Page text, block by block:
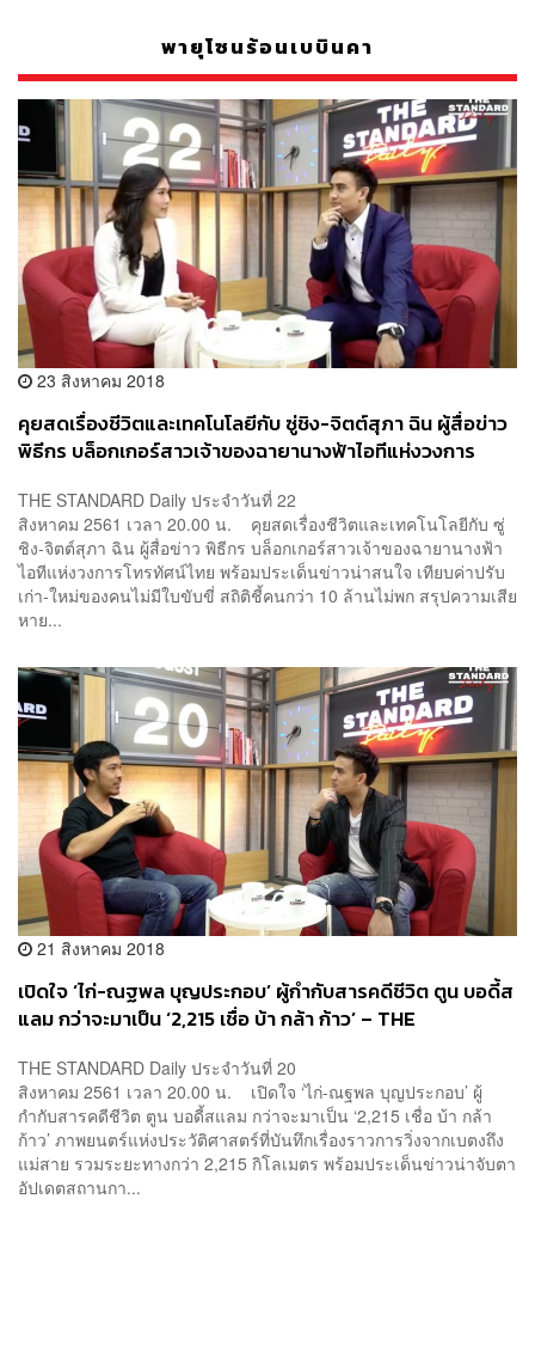
พายุโซนร้อนเบบินคา
23 สิงหาคม 2018
คุยสดเรื่องชีวิตและเทคโนโลยีกับ ซู่ชิง-จิตต์สุภา ฉิน ผู้สื่อข่าว
พิธีกร บล็อกเกอร์สาวเจ้าของฉายานางฟ้าไอทีแห่งวงการ
THE STANDARD Daily ประจำวันที่ 22
สิงหาคม 2561 เวลา 20.00 น. คุยสดเรื่องชีวิตและเทคโนโลยีกับ ซู่
ชิง-จิตต์สุภา ฉิน ผู้สื่อข่าว พิธีกร บล็อกเกอร์สาวเจ้าของฉายานางฟ้า
ไอทีแห่งวงการโทรทัศน์ไทย พร้อมประเด็นข่าวน่าสนใจ เทียบค่าปรับ
เก่า-ใหม่ของคนไม่มีใบขับขี่ สถิติชี้คนกว่า 10 ล้านไม่พก สรุปความเสีย
หาย...
21 สิงหาคม 2018
เปิดใจ ‘ไก่-ณฐพล บุญประกอบ’ ผู้กำกับสารคดีชีวิต ตูน บอดี้ส
แลม กว่าจะมาเป็น ‘2,215 เชื่อ บ้า กล้า ก้าว’ – THE
THE STANDARD Daily ประจำวันที่ 20
สิงหาคม 2561 เวลา 20.00 น. เปิดใจ ‘ไก่-ณฐพล บุญประกอบ’ ผู้
กำกับสารคดีชีวิต ตูน บอดี้สแลม กว่าจะมาเป็น ‘2,215 เชื่อ บ้า กล้า
ก้าว’ ภาพยนตร์แห่งประวัติศาสตร์ที่บันทึกเรื่องราวการวิ่งจากเบตงถึง
แม่สาย รวมระยะทางกว่า 2,215 กิโลเมตร พร้อมประเด็นข่าวน่าจับตา
อัปเดตสถานกา...